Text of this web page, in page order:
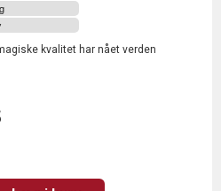
kvalitet har nået verden